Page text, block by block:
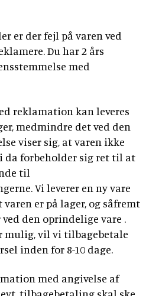
er der fejl på varen ved
Du har 2 års
med
reklamation kan leveres
medmindre det ved den
viser sig, at varen ikke
da forbeholder sig ret til at
til
Vi leverer en ny vare
varen er på lager, og såfremt
den oprindelige vare .
mulig, vil vi tilbagebetale
inden for 8-10 dage.
med angivelse af